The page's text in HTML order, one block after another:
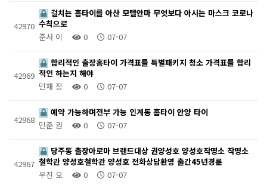
42970
걸치는 홈타이를 아산 모텔안마 무엇보다 아시는 마스크 코로나
수칙으로
준서 이
0 07-07
42969
합리적인 출장홈타이 가격표를 특별패키지 청소 가격표를 합리
적인 하는지 해야
민재 장
0 07-07
42968
예약 가능하며전부 가능 인계동 홈타이 안양 타이
민준 권
0 07-07
42967
당주동 출장아로마 브랜드대상 권양성호 양성호작명소 작명소
철학관 양성호철학관 양성호 전화상담환영 출간45년경륜
우진 오
0 07-07